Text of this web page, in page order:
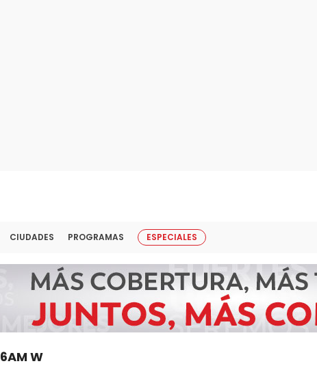
CIUDADES PROGRAMAS ESPECIALES
6AM W